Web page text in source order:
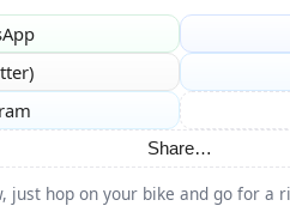
Share…
just hop on your bike and go for a